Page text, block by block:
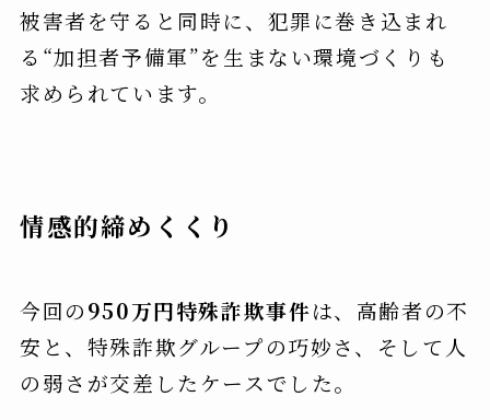
被害者を守ると同時に、犯罪に巻き込まれ
る“加担者予備軍”を生まない環境づくりも
求められています。
情感的締めくくり
今回の950万円特殊詐欺事件は、高齢者の不
安と、特殊詐欺グループの巧妙さ、そして人
の弱さが交差したケースでした。